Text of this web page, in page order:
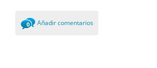
0 Añadir comentarios